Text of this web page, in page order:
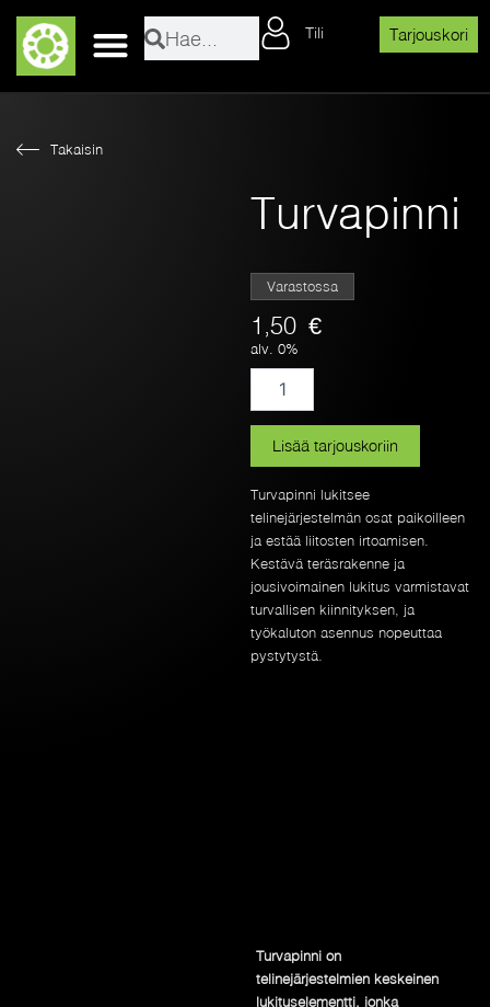
sisältöön
SearchSearch Tili Tarjouskori
Takaisin
Turvapinni
Varastossa
1,50€
alv. 0%
määrä
Lisää tarjouskoriin
Turvapinni lukitsee
telinejärjestelmän osat paikoilleen
ja estää liitosten irtoamisen.
Kestävä teräsrakenne ja
jousivoimainen lukitus varmistavat
turvallisen kiinnityksen, ja
työkaluton asennus nopeuttaa
pystytystä.
Turvapinni on
telinejärjestelmien keskeinen
lukituselementti, jonka